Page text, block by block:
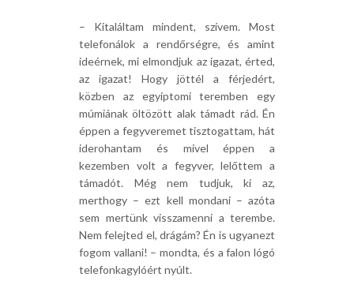
– Kitaláltam mindent, szívem. Most
telefonálok a rendőrségre, és amint
ideérnek, mi elmondjuk az igazat, érted,
az igazat! Hogy jöttél a férjedért,
közben az egyiptomi teremben egy
múmiának öltözött alak támadt rád. Én
éppen a fegyveremet tisztogattam, hát
iderohantam és mivel éppen a
kezemben volt a fegyver, lelőttem a
támadót. Még nem tudjuk, ki az,
merthogy – ezt kell mondani – azóta
sem mertünk visszamenni a terembe.
Nem felejted el, drágám? Én is ugyanezt
fogom vallani! – mondta, és a falon lógó
telefonkagylóért nyúlt.